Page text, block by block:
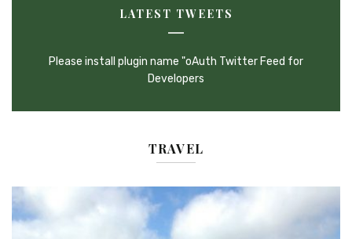
LATEST TWEETS
Please install plugin name "oAuth Twitter Feed for
Developers
TRAVEL